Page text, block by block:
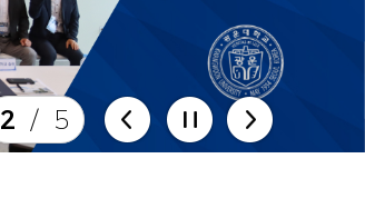
3 / 5